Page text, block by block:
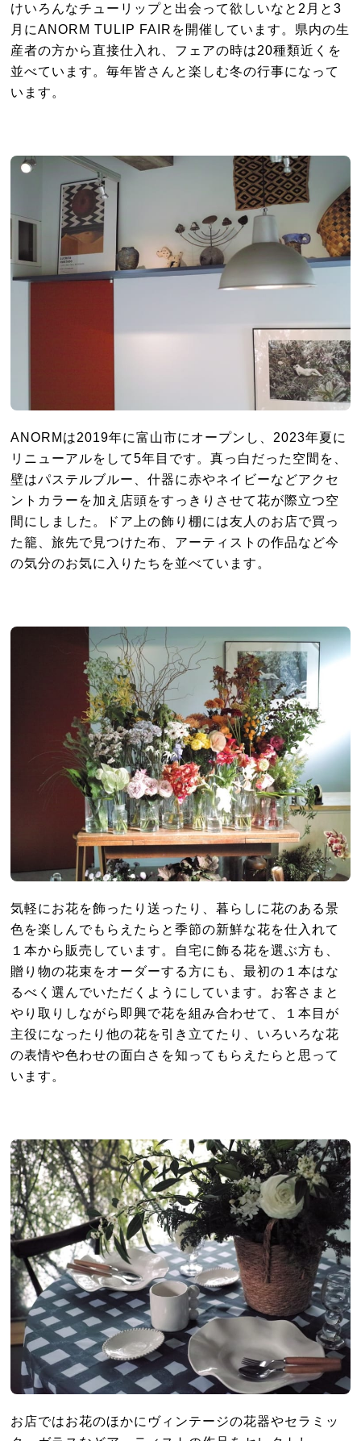
けいろんなチューリップと出会って欲しいなと2月と3
月にANORM TULIP FAIRを開催しています。県内の生
産者の方から直接仕入れ、フェアの時は20種類近くを
並べています。毎年皆さんと楽しむ冬の行事になって
います。
ANORMは2019年に富山市にオープンし、2023年夏に
リニューアルをして5年目です。真っ白だった空間を、
壁はパステルブルー、什器に赤やネイビーなどアクセ
ントカラーを加え店頭をすっきりさせて花が際立つ空
間にしました。ドア上の飾り棚には友人のお店で買っ
た籠、旅先で見つけた布、アーティストの作品など今
の気分のお気に入りたちを並べています。
気軽にお花を飾ったり送ったり、暮らしに花のある景
色を楽しんでもらえたらと季節の新鮮な花を仕入れて
１本から販売しています。自宅に飾る花を選ぶ方も、
贈り物の花束をオーダーする方にも、最初の１本はな
るべく選んでいただくようにしています。お客さまと
やり取りしながら即興で花を組み合わせて、１本目が
主役になったり他の花を引き立てたり、いろいろな花
の表情や色わせの面白さを知ってもらえたらと思って
います。
お店ではお花のほかにヴィンテージの花器やセラミッ